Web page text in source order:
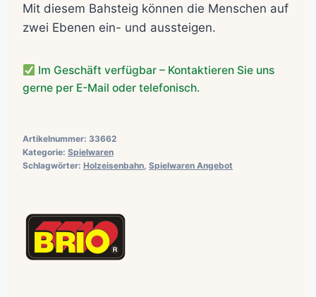
war:
ist:
Mit diesem Bahsteig können die Menschen auf
zwei Ebenen ein- und aussteigen.
Im Geschäft verfügbar – Kontaktieren Sie uns
gerne per E-Mail oder telefonisch.
Artikelnummer: 33662
Kategorie: Spielwaren
Schlagwörter: Holzeisenbahn Spielwaren Angebot